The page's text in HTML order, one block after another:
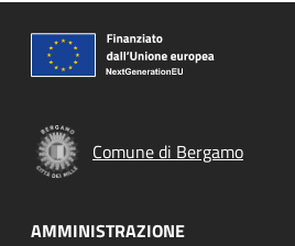
Comune di Bergamo
AMMINISTRAZIONE